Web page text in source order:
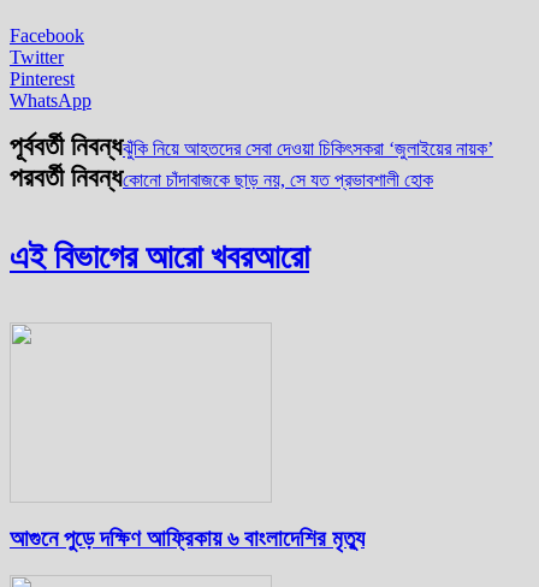
Facebook
Twitter
Pinterest
WhatsApp
পূর্ববর্তী নিবন্ধঝুঁকি নিয়ে আহতদের সেবা দেওয়া চিকিৎসকরা ‘জুলাইয়ের নায়ক’
পরবর্তী নিবন্ধকোনো চাঁদাবাজকে ছাড় নয়, সে যত প্রভাবশালী হোক
এই বিভাগের আরো খবরআরো
আগুনে পুড়ে দক্ষিণ আফ্রিকায় ৬ বাংলাদেশির মৃত্যু